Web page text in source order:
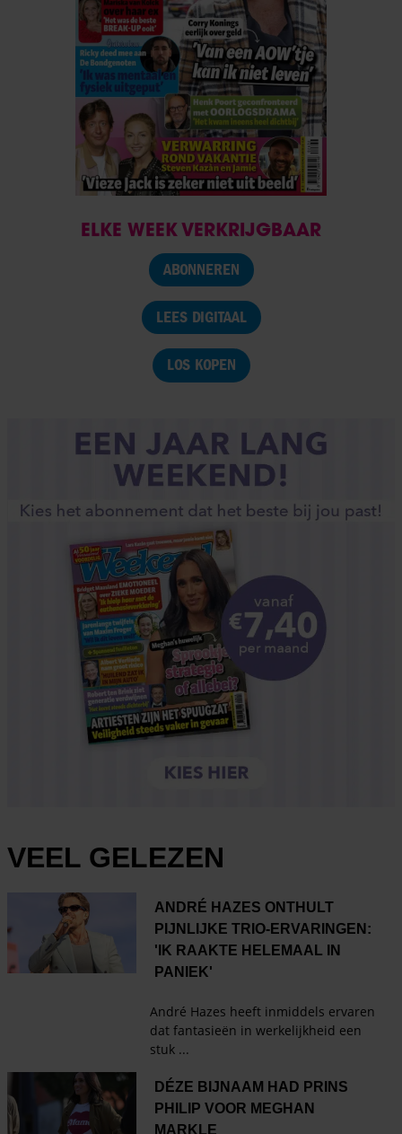
ELKE WEEK VERKRIJGBAAR
ABONNEREN
LEES DIGITAAL
LOS KOPEN